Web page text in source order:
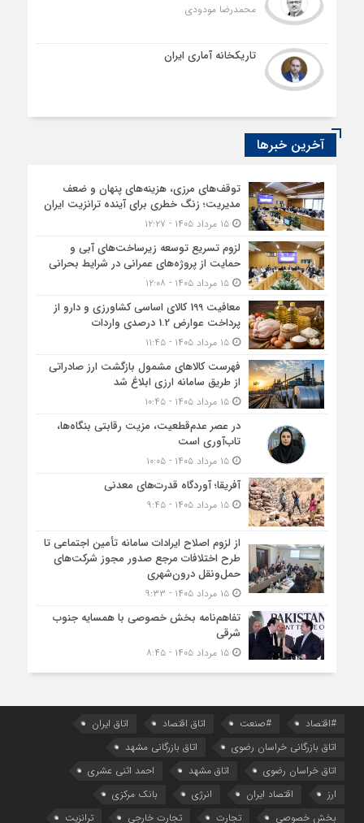
محمدرضا مودودی
تاریکخانه آماری ایران
آخرین خبرها
توقف‌های مرزی، هزینه‌های پنهان و ضعف
مدیریت؛ زنگ خطری برای آینده ترانزیت ایران
۱۵ مرداد ۱۴۰۵ - ۱۲:۲۷
لزوم تسریع توسعه زیرساخت‌های آبی و
حمایت از پروژه‌های عمرانی در شرایط بحرانی
۱۵ مرداد ۱۴۰۵ - ۱۲:۰۸
معافیت 199 کالای اساسی کشاورزی و دارو از
پرداخت عوارض 1.2 درصدی واردات
۱۵ مرداد ۱۴۰۵ - ۱۱:۴۵
فهرست کالاهای مشمول بازگشت ارز صادراتی
از طریق سامانه ارزی ابلاغ شد
۱۵ مرداد ۱۴۰۵ - ۱۰:۴۵
در عصر عدم‌قطعیت، مزیت رقابتی بنگاه‌ها،
تاب‌آوری است
۱۵ مرداد ۱۴۰۵ - ۱۰:۰۵
آفریقا؛ آوردگاه قدرت‌های معدنی
۱۵ مرداد ۱۴۰۵ - ۹:۴۵
از لزوم اصلاح ایرادات سامانه تأمین اجتماعی تا
طرح اختلافات مرجع صدور مجوز شرکت‌های
حمل‌ونقل درون‌شهری
۱۵ مرداد ۱۴۰۵ - ۹:۳۳
تفاهم‌نامه بخش خصوصی با همسایه جنوب
شرقی
۱۵ مرداد ۱۴۰۵ - ۸:۴۵
#اقتصاد #صنعت اتاق اقتصاد
اتاق ایران
اتاق بازرگانی خراسان رضوی
اتاق بازرگانی مشهد
اتاق خراسان رضوی
اتاق مشهد
احمد اثنی عشری
ارز
اقتصاد ایران انرژی
بانک مرکزی
بخش خصوصی
تجارت تجارت خارجی ترانزیت